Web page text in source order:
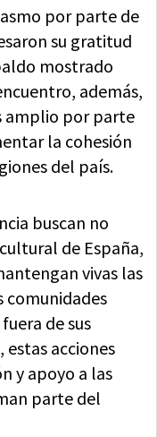
por parte de
su gratitud
mostrado
además,
amplio por parte
la cohesión
del país.
buscan no
de España,
vivas las
comunidades
de sus
estas acciones
y apoyo a las
parte del